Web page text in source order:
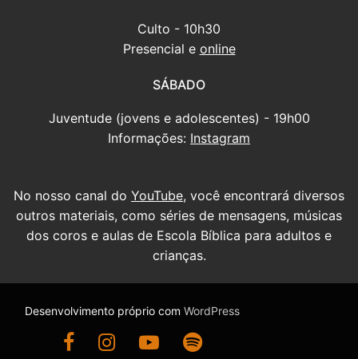
Culto - 10h30
Presencial e online
SÁBADO
Juventude (jovens e adolescentes) - 19h00
Informações: Instagram
No nosso canal do YouTube, você encontrará diversos
outros materiais, como séries de mensagens, músicas
dos coros e aulas de Escola Bíblica para adultos e
crianças.
Desenvolvimento próprio com WordPress